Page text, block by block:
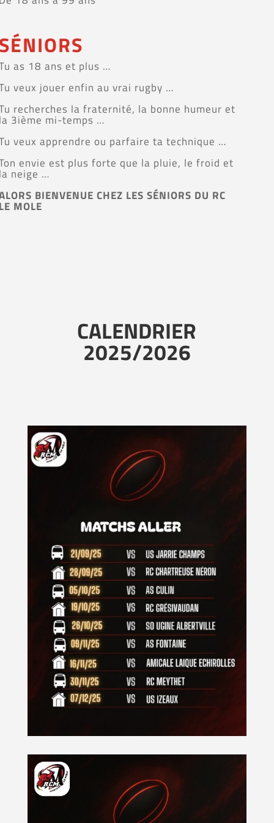
as 18 ans et plus …
veux jouer enfin au vrai rugby …
recherches la fraternité, la bonne humeur et
3ième mi-temps …
veux apprendre ou parfaire ta technique …
envie est plus forte que la pluie, le froid et
neige …
BIENVENUE CHEZ LES SÉNIORS DU RC
MOLE
CALENDRIER
2025/2026